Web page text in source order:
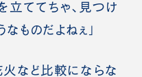
ててちゃ、見つけ
なものだよねぇ」
など比較にならな